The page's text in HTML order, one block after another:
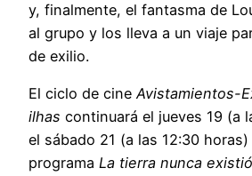
y, finalmente, el fantasma de
al grupo y los lleva a un viaje
de exilio.
El ciclo de cineAvistamientos-
ilhas continuará el jueves 19 (a
el sábado 21 (a las 12:30
programa La tierra nunca existió